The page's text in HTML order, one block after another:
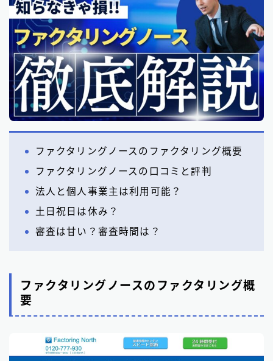
ファクタリングノースのファクタリング概要
ファクタリングノースの口コミと評判
法人と個人事業主は利用可能？
土日祝日は休み？
審査は甘い？審査時間は？
ファクタリングノースのファクタリング概
要